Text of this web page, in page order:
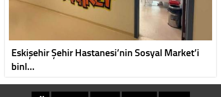
Eskişehir Şehir Hastanesi’nin Sosyal Market’i
binl…